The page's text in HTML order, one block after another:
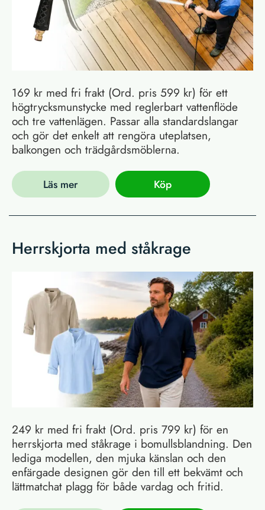
169 kr med fri frakt (Ord. pris 599 kr) för ett
högtrycksmunstycke med reglerbart vattenflöde
och tre vattenlägen. Passar alla standardslangar
och gör det enkelt att rengöra uteplatsen,
balkongen och trädgårdsmöblerna.
Läs mer Köp
Herrskjorta med ståkrage
249 kr med fri frakt (Ord. pris 799 kr) för en
herrskjorta med ståkrage i bomullsblandning. Den
lediga modellen, den mjuka känslan och den
enfärgade designen gör den till ett bekvämt och
lättmatchat plagg för både vardag och fritid.